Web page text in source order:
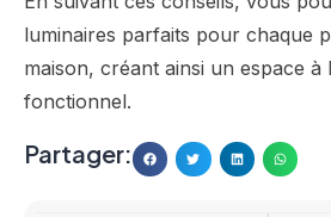
luminaires parfaits pour chaque
maison, créant ainsi un espace à
fonctionnel.
Partager: